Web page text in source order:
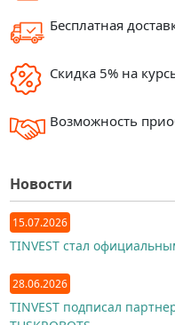
Бесплатная
Скидка 5% на
Возможность
Новости
15.07.2026
TINVEST стал
28.06.2026
TINVEST подписал